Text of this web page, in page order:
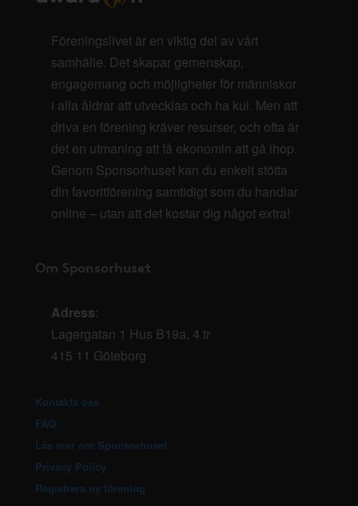
Föreningslivet är en viktig del av vårt
samhälle. Det skapar gemenskap,
engagemang och möjligheter för människor
i alla åldrar att utvecklas och ha kul. Men att
driva en förening kräver resurser, och ofta är
det en utmaning att få ekonomin att gå ihop.
Genom Sponsorhuset kan du enkelt stötta
din favoritförening samtidigt som du handlar
online – utan att det kostar dig något extra!
Om Sponsorhuset
Adress:
Lagergatan 1 Hus B19a, 4 tr
415 11 Göteborg
Kontakta oss
FAQ
Läs mer om Sponsorhuset
Privacy Policy
Registrera ny förening